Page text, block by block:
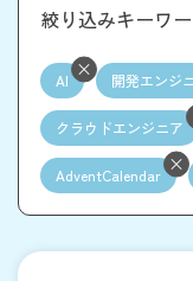
絞り込みキーワ
AI 開発エンジ
クラウドエンジニア
AdventCalendar